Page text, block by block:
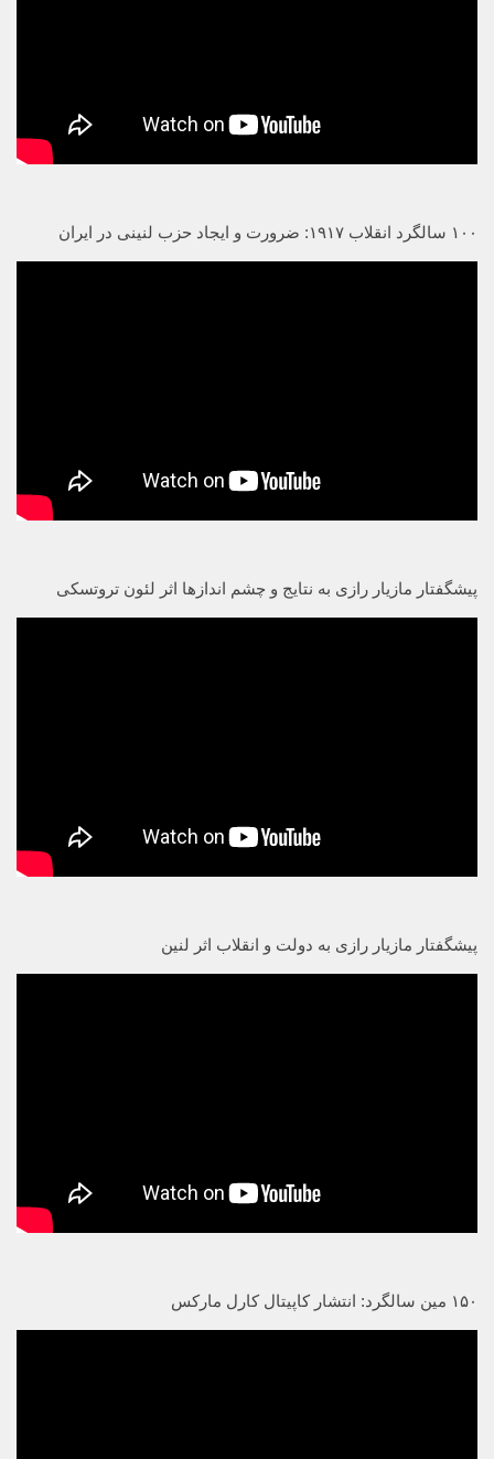
۱۰۰ سالگرد انقلاب ۱۹۱۷: ضرورت و ایجاد حزب لنینی در ایران
پیشگفتار مازیار رازی به نتایج و چشم اندازها اثر لئون تروتسکی
پیشگفتار مازیار رازی به دولت و انقلاب اثر لنین
۱۵۰ مین سالگرد: انتشار کاپیتال کارل مارکس